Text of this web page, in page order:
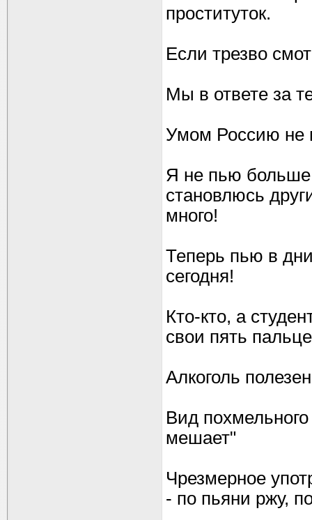
проституток.
Если трезво
Мы в ответе за
Умом Россию не
Я не пью
становлюсь
много!
Теперь пью в
сегодня!
Кто-кто, а
свои пять
Алкоголь
Вид
мешает"
Чрезмерное
- по пьяни ржу,